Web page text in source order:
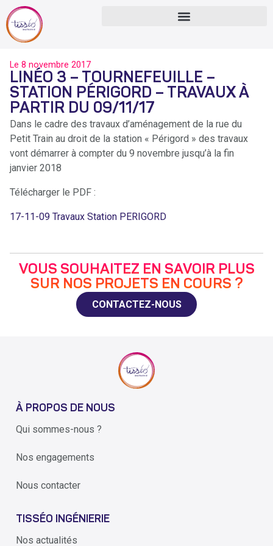
Le 8 novembre 2017
LINÉO 3 – TOURNEFEUILLE –
STATION PÉRIGORD – TRAVAUX À
PARTIR DU 09/11/17
Dans le cadre des travaux d’aménagement de la rue du
Petit Train au droit de la station « Périgord » des travaux
vont démarrer à compter du 9 novembre jusqu’à la fin
janvier 2018
Télécharger le PDF :
17-11-09 Travaux Station PERIGORD
VOUS SOUHAITEZ EN SAVOIR PLUS
SUR NOS PROJETS EN COURS ?
CONTACTEZ-NOUS
À PROPOS DE NOUS
Qui sommes-nous ?
Nos engagements
Nous contacter
TISSÉO INGÉNIERIE
Nos actualités